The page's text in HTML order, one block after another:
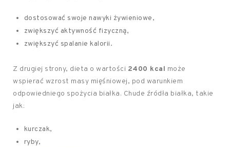
dostosować swoje nawyki żywieniowe,
zwiększyć aktywność fizyczną,
zwiększyć spalanie kalorii.
Z drugiej strony, dieta o wartości 2400 kcal może
wspierać wzrost masy mięśniowej, pod warunkiem
odpowiedniego spożycia białka. Chude źródła białka, takie
jak:
kurczak,
ryby,